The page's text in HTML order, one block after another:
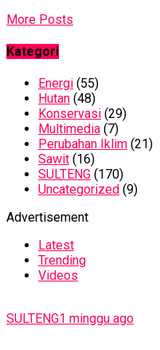
More Posts
Kategori
Energi (55)
Hutan (48)
Konservasi (29)
Multimedia (7)
Perubahan Iklim (21)
Sawit (16)
SULTENG (170)
Uncategorized (9)
Advertisement
Latest
Trending
Videos
SULTENG1 minggu ago